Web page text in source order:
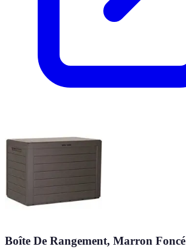
Boîte De Rangement, Marron Foncé